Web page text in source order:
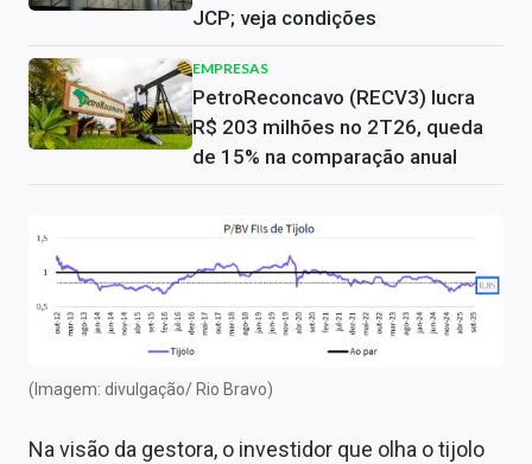
JCP; veja condições
EMPRESAS
PetroReconcavo (RECV3) lucra
R$ 203 milhões no 2T26, queda
de 15% na comparação anual
(Imagem: divulgação/ Rio Bravo)
Na visão da gestora, o investidor que olha o tijolo